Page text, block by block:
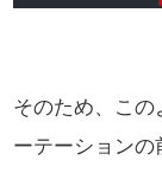
そのため、こ
ーテーションの